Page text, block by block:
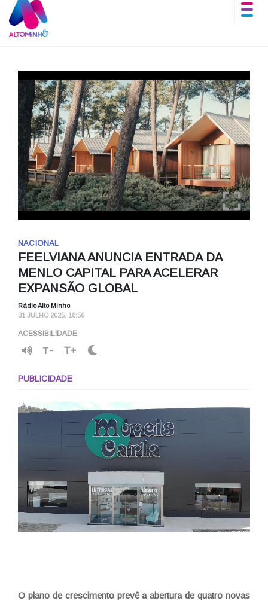
NACIONAL
FEELVIANA ANUNCIA ENTRADA DA
MENLO CAPITAL PARA ACELERAR
EXPANSÃO GLOBAL
Rádio Alto Minho
31 JULHO 2025, 10:56
ACESSIBILIDADE
T- T+
PUBLICIDADE
O plano de crescimento prevê a abertura de quatro novas